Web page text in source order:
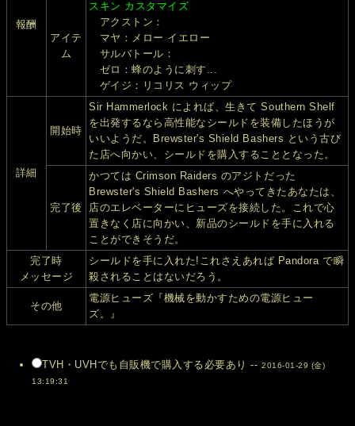
報酬
アイテ
ム
スキン カスタマイズ
アクストン：
マヤ：メロー イエロー
サルバトール：
ゼロ：蜂のように刺す...
ゲイジ：リコリス ウィップ
詳細
開始時
Sir Hammerlock によれば、生きて Southern Shelf
を出発するなら高性能なシールドを装備したほうが
いいようだ。Brewster's Shield Bashers という古び
た店へ向かい、シールドを購入することとなった。
完了後
かつては Crimson Raiders のアジトだった
Brewster's Shield Bashers へやってきたあなたは、
店のエレベーターにヒューズを接続した。これで心
置きなく店に向かい、新品のシールドを手に入れる
ことができそうだ。
完了時
メッセージ
シールドを手に入れた!これさえあれば Pandora で瞬
殺されることはないだろう。
その他
電源ヒューズ『機械を動かすための電源ヒュー
ズ。』
TVH・UVHでも自販機で購入する必要あり --2016-01-29 (金)
13:19:31